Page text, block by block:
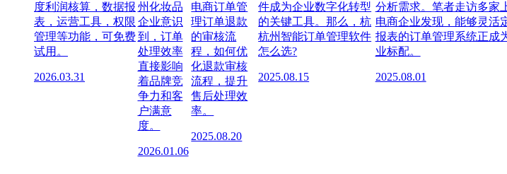
度利润核算，数据报
表，运营工具，权限
管理等功能，可免费
试用。
2026.03.31
州化妆品
企业意识
到，订单
处理效率
直接影响
着品牌竞
争力和客
户满意
度。
2026.01.06
电商订单管
理订单退款
的审核流
程，如何优
化退款审核
流程，提升
售后处理效
率。
2025.08.20
件成为企业数字化转型
的关键工具。那么，杭
杭州智能订单管理软件
怎么选?
2025.08.15
分析需求。笔者走访多家
电商企业发现，能够灵活
报表的订单管理系统正成
业标配。
2025.08.01